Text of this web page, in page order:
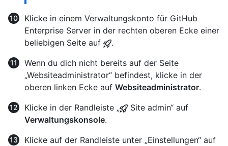
Klicke in einem Verwaltungskonto für GitHub
Enterprise Server in der rechten oberen Ecke einer
beliebigen Seite auf
.
Wenn du dich nicht bereits auf der Seite
„Websiteadministrator“ befindest, klicke in der
oberen linken Ecke auf Websiteadministrator.
Klicke in der Randleiste „
Site admin“ auf
Verwaltungskonsole.
Klicke auf der Randleiste unter „Einstellungen“ auf